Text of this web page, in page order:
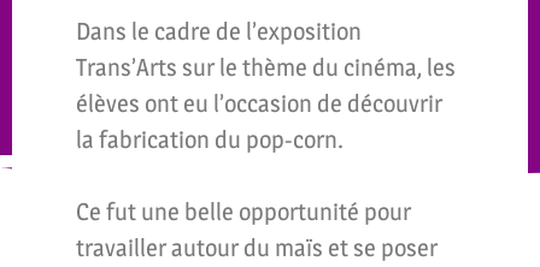
Dans le cadre de l’exposition
Trans’Arts sur le thème du cinéma, les
élèves ont eu l’occasion de découvrir
la fabrication du pop-corn.
Ce fut une belle opportunité pour
travailler autour du maïs et se poser